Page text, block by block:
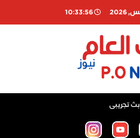
10:33:56
بث تجريبى